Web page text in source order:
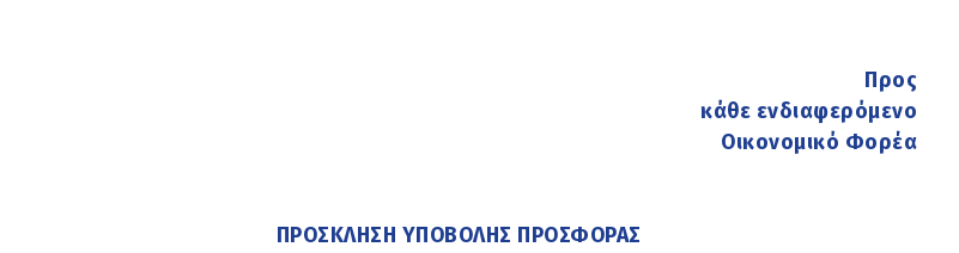
Προς
κάθε ενδιαφερόμενο
Οικονομικό Φορέα
ΠΡΟΣΚΛΗΣΗ ΥΠΟΒΟΛΗΣ ΠΡΟΣΦΟΡΑΣ